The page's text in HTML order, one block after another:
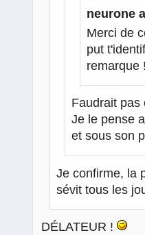
neurone
Merci de
put
remarque
Faudrait pas
Je le pense
et sous son
Je confirme, la
sévit tous les
DÉLATEUR !